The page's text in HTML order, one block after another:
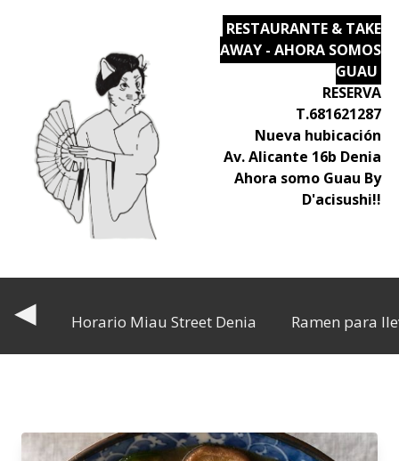
RESTAURANTE & TAKE
AWAY - AHORA SOMOS
GUAU
RESERVA
T.681621287
Nueva hubicación
Av. Alicante 16b Denia
Ahora somo Guau By
D'acisushi!!
◀ Horario Miau Street Denia Ramen para